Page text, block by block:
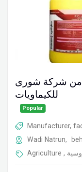
من شركة شورى
للكيماويات
Popular
Manufacturer,
Wadi Natrun,
Agriculture ,